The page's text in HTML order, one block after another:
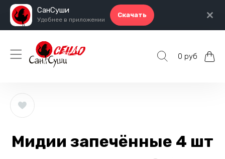
СанСуши
Удобнее в приложении
Скачать
0 руб
Мидии запечённые 4 шт